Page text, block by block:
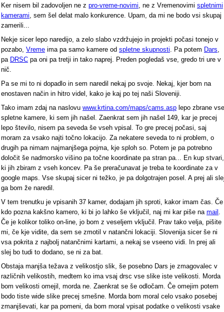
Ker nisem bil zadovoljen ne z pro-vreme-novimi, ne z Vremenovimi spletnimi
kamerami, sem šel delat malo konkurence. Upam, da mi ne bodo vsi skupaj
zamerili...
Nekje sicer lepo naredijo, a zelo slabo vzdržujejo in projekti počasi tonejo v
pozabo, Vreme ima pa samo kamere od spletne skupnosti. Pa potem Dars,
pa DRSC pa oni pa tretji in tako naprej. Preden pogledaš vse, gredo tri ure v
nič.
Pa se mi to ni dopadlo in sem naredil nekaj po svoje. Nekaj, kjer bom na
enostaven način in hitro videl, kako je kaj po tej naši Sloveniji.
Tako imam zdaj na naslovu www.krtina.com/maps/cams.asp lepo zbrane vse
spletne kamere, ki sem jih našel. Zaenkrat sem jih našel 149, kar je precej
lepo število, nisem pa seveda še vseh vpisal. To gre precej počasi, saj
moram za vsako najti točno lokacijo. Za nekatere seveda to ni problem, o
drugih pa nimam najmanjšega pojma, kje sploh so. Potem je pa potrebno
določit še nadmorsko višino pa točne koordinate pa stran pa... En kup stvari,
ki jih zbiram z vseh koncev. Pa še preračunavat je treba te koordinate za v
google maps. Vse skupaj sicer ni težko, je pa dolgotrajen posel. A prej ali
ga bom že naredil.
V tem trenutku je vpisanih 37 kamer, dodajam jih sproti, kakor imam čas. Če
kdo pozna kakšno kamero, ki bi jo lahko še vključil, naj mi kar piše na mail .
Če je kolikor toliko on-line, jo bom z veseljem vključil. Prav tako velja, pišite
mi, če kje vidite, da sem se zmotil v natančni lokaciji. Slovenija sicer še ni
vsa pokrita z najbolj natančnimi kartami, a nekaj se vseeno vidi. In prej ali
slej bo tudi to dodano, se ni za bat.
Obstaja manjša težava z velikostjo slik, še posebno Dars je zmagovalec v
različnih velikostih, medtem ko ima vsaj drsc vse slike iste velikosti. Morda
bom velikosti omejil, morda ne. Zaenkrat se še odločam. Če omejim potem
bodo tiste wide slike precej smešne. Morda bom moral celo vsako posebej
zmanjševati, kar pa pomeni, da bom moral vpisat podatke o velikosti vsake